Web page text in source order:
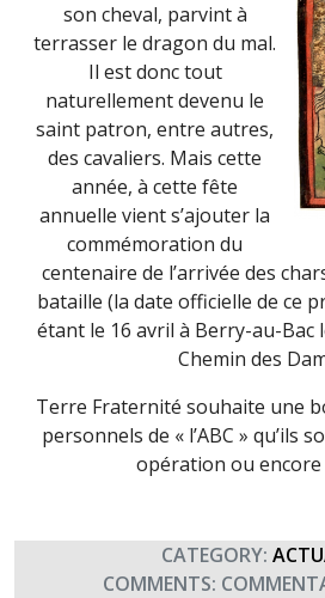
son cheval, parvint à
terrasser le dragon du mal.
Il est donc tout
naturellement devenu le
saint patron, entre autres,
des cavaliers. Mais cette
année, à cette fête
annuelle vient s’ajouter la
commémoration du
centenaire de l’arrivée des
bataille (la date officielle de ce
étant le 16 avril à Berry-au-Bac
Chemin des
Terre Fraternité souhaite une
personnels de « l’ABC » qu’ils
opération ou encore
CATEGORY:
COMMENTS: